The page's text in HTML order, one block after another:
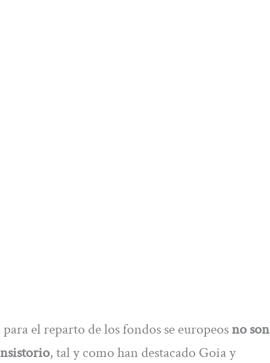
el reparto de los fondos se europeosno son
, tal y como han destacado Goia y